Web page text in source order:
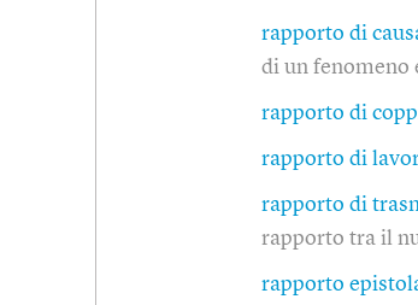
rapporto di
di un fenomeno
rapporto di
rapporto di
rapporto di
rapporto tra il
rapporto